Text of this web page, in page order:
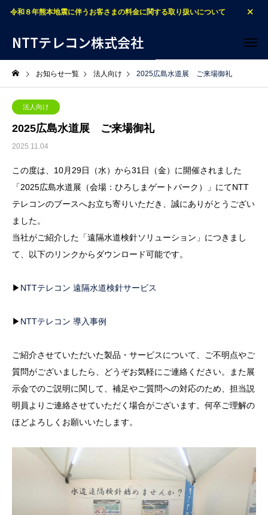
令和８年熊本地震に伴うお客さまの料金に関する取り扱いについて
NTTテレコン株式会社
お知らせ一覧 法人向け 2025広島水道展 ご来場御礼
法人向け
2025広島水道展 ご来場御礼
2025.11.04
この度は、10月29日（水）から31日（金）に開催されました
「2025広島水道展（会場：ひろしまゲートパーク）」にてNTT
テレコンのブースへお立ち寄りいただき、誠にありがとうござい
ました。
当社がご紹介した「遠隔水道検針ソリューション」につきまし
て、以下のリンクからダウンロード可能です。
▶ NTTテレコン 遠隔水道検針サービス
▶ NTTテレコン 導入事例
ご紹介させていただいた製品・サービスについて、ご不明点やご
質問がございましたら、どうぞお気軽にご連絡ください。また展
示会でのご説明に関して、補足やご質問への対応のため、担当説
明員よりご連絡させていただく場合がございます。何卒ご理解の
ほどよろしくお願いいたします。